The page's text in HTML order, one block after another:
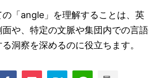
「angle」を理解することは、英
や、特定の文脈や集団内での言語
洞察を深めるのに役立ちます。